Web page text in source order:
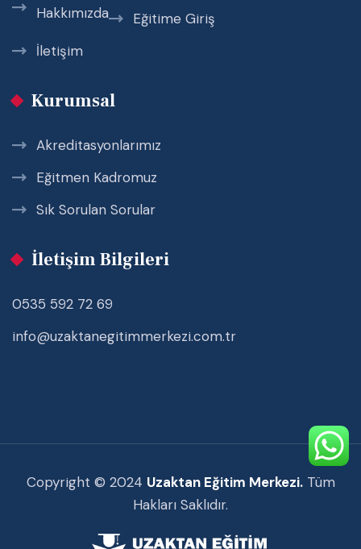
Hakkımızda
Eğitime Giriş
İletişim
Kurumsal
Akreditasyonlarımız
Eğitmen Kadromuz
Sık Sorulan Sorular
İletişim Bilgileri
0535 592 72 69
info@uzaktanegitimmerkezi.com.tr
Copyright © 2024 Uzaktan Eğitim Merkezi.Tüm
Hakları Saklıdır.